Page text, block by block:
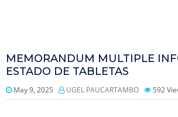
MEMORANDUM MULTIPLE
ESTADO DE TABLETAS
May 9, 2025 UGEL PAUCARTAMBO 592